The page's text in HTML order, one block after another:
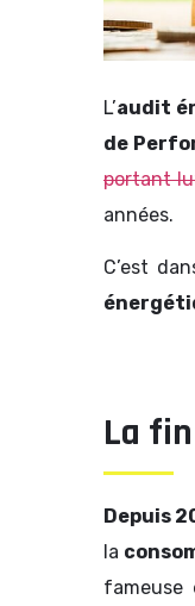
L’audit
de
portant
années.
C’est
La
Depuis
la
fameuse